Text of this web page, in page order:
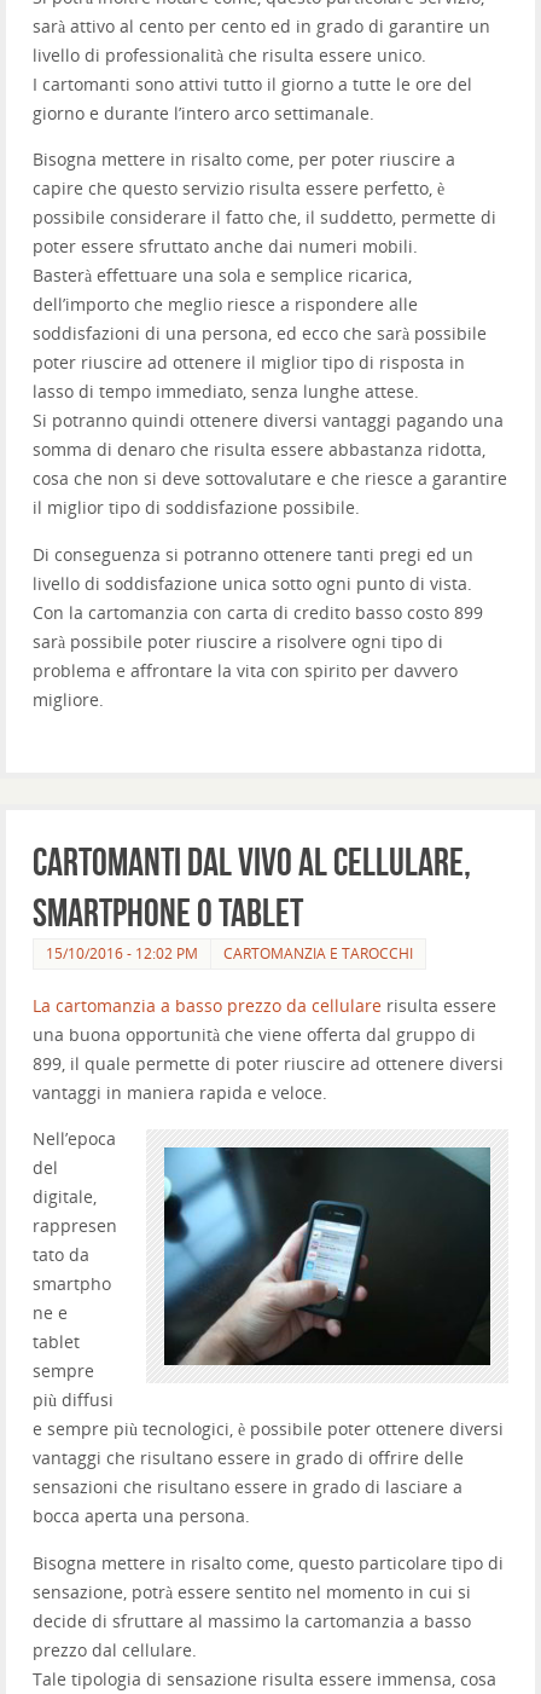
sarà attivo al cento per cento ed in grado di garantire un
livello di professionalità che risulta essere unico.
I cartomanti sono attivi tutto il giorno a tutte le ore del
giorno e durante l’intero arco settimanale.
Bisogna mettere in risalto come, per poter riuscire a
capire che questo servizio risulta essere perfetto, è
possibile considerare il fatto che, il suddetto, permette di
poter essere sfruttato anche dai numeri mobili.
Basterà effettuare una sola e semplice ricarica,
dell’importo che meglio riesce a rispondere alle
soddisfazioni di una persona, ed ecco che sarà possibile
poter riuscire ad ottenere il miglior tipo di risposta in
lasso di tempo immediato, senza lunghe attese.
Si potranno quindi ottenere diversi vantaggi pagando una
somma di denaro che risulta essere abbastanza ridotta,
cosa che non si deve sottovalutare e che riesce a garantire
il miglior tipo di soddisfazione possibile.
Di conseguenza si potranno ottenere tanti pregi ed un
livello di soddisfazione unica sotto ogni punto di vista.
Con la cartomanzia con carta di credito basso costo 899
sarà possibile poter riuscire a risolvere ogni tipo di
problema e affrontare la vita con spirito per davvero
migliore.
Cartomanti dal vivo al cellulare,
smartphone o tablet
15/10/2016 - 12:02 PM CARTOMANZIA E TAROCCHI
La cartomanzia a basso prezzo da cellularerisulta essere
una buona opportunità che viene offerta dal gruppo di
899, il quale permette di poter riuscire ad ottenere diversi
vantaggi in maniera rapida e veloce.
Nell’epoca
del
digitale,
rappresen
tato da
smartpho
ne e
tablet
sempre
più diffusi
e sempre più tecnologici, è possibile poter ottenere diversi
vantaggi che risultano essere in grado di offrire delle
sensazioni che risultano essere in grado di lasciare a
bocca aperta una persona.
Bisogna mettere in risalto come, questo particolare tipo di
sensazione, potrà essere sentito nel momento in cui si
decide di sfruttare al massimo la cartomanzia a basso
prezzo dal cellulare.
Tale tipologia di sensazione risulta essere immensa, cosa